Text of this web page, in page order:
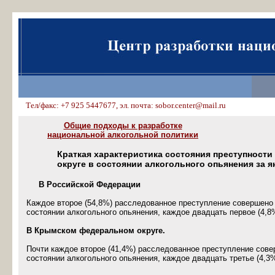
Тел/факс: +7 925 5447677, эл. почта: sobor.center@mail.ru
Общие подходы к разработке
национальной алкогольной политики
Краткая характеристика состояния
округе в состоянии алкогольного опьянения за
В Российской Федерации
Каждое второе (54,8%) расследованное преступление
состоянии алкогольного опьянения, каждое двадцать первое
В Крымском федеральном округе.
Почти каждое второе (41,4%) расследованное преступление
состоянии алкогольного опьянения, каждое двадцать третье